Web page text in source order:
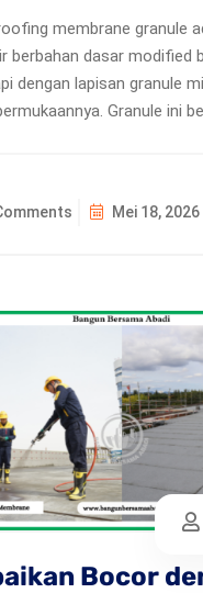
membrane granule
berbahan dasar modified
dengan lapisan granule
Granule ini
Mei 18, 2026
Bocor